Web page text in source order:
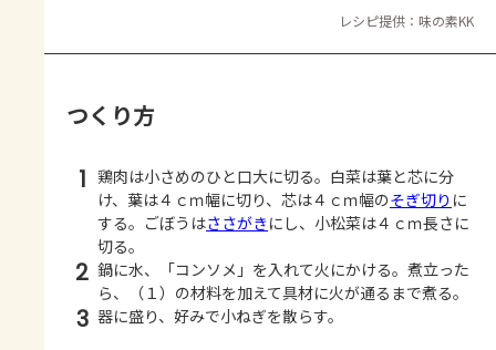
レシピ提供：味の素KK
つくり方
1 鶏肉は小さめのひと口大に切る。白菜は葉と芯に分
け、葉は４ｃｍ幅に切り、芯は４ｃｍ幅のそぎ切り に
する。ごぼうはささがきにし、小松菜は４ｃｍ長さに
切る。
2 鍋に水、「コンソメ」を入れて火にかける。煮立った
ら、（１）の材料を加えて具材に火が通るまで煮る。
3 器に盛り、好みで小ねぎを散らす。